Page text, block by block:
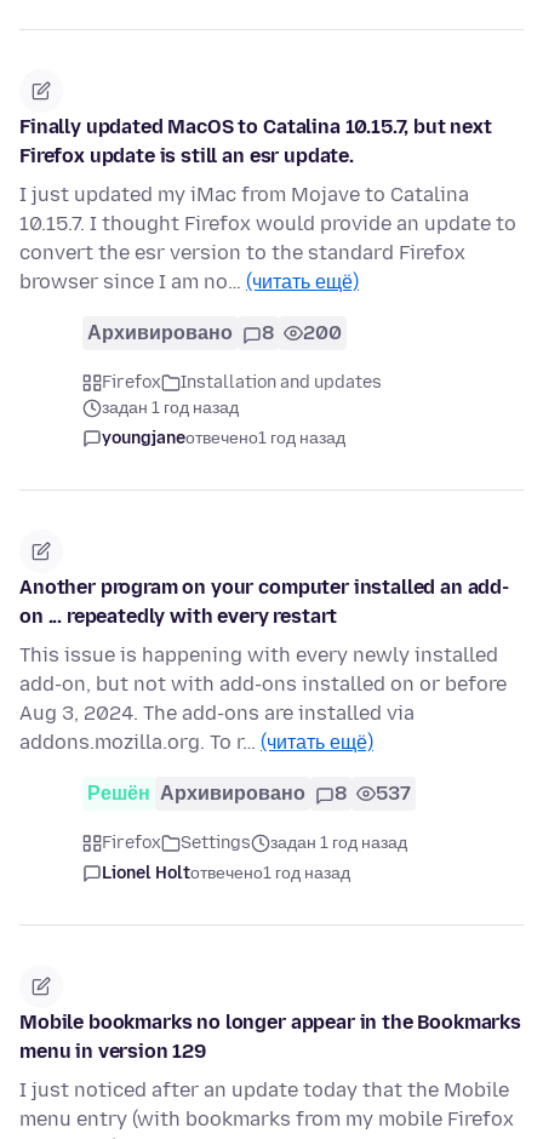
Finally updated MacOS to Catalina 10.15.7, but next
Firefox update is still an esr update.
I just updated my iMac from Mojave to Catalina
10.15.7. I thought Firefox would provide an update to
convert the esr version to the standard Firefox
browser since I am no… (читать ещё)
Архивировано 8 200
Firefox
Installation and updates
задан 1 год назад
youngjaneотвечено1 год назад
Another program on your computer installed an add-
on ... repeatedly with every restart
This issue is happening with every newly installed
add-on, but not with add-ons installed on or before
Aug 3, 2024. The add-ons are installed via
addons.mozilla.org. To r… (читать ещё)
Решён Архивировано 8 537
Firefox Settings
задан 1 год назад
Lionel Holtотвечено1 год назад
Mobile bookmarks no longer appear in the Bookmarks
menu in version 129
I just noticed after an update today that the Mobile
menu entry (with bookmarks from my mobile Firefox